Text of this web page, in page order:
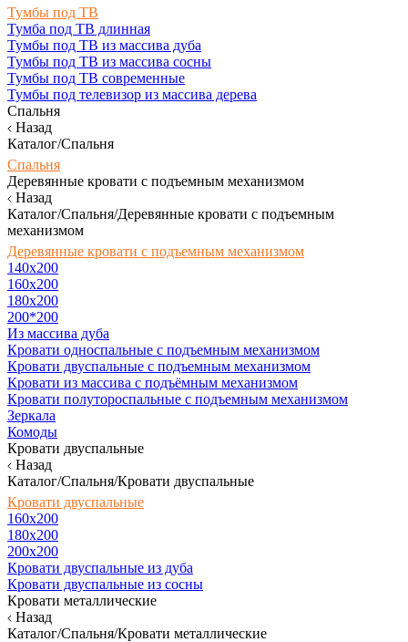
Тумбы под ТВ
Тумба под ТВ длинная
Тумбы под ТВ из массива дуба
Тумбы под ТВ из массива сосны
Тумбы под ТВ современные
Тумбы под телевизор из массива дерева
Спальня
Назад
Каталог/Спальня
Спальня
Деревянные кровати с подъемным механизмом
Назад
Каталог/Спальня/Деревянные кровати с подъемным
механизмом
Деревянные кровати с подъемным механизмом
140x200
160х200
180х200
200*200
Из массива дуба
Кровати односпальные с подъемным механизмом
Кровати двуспальные с подъемным механизмом
Кровати из массива с подъёмным механизмом
Кровати полутороспальные с подъемным механизмом
Зеркала
Комоды
Кровати двуспальные
Назад
Каталог/Спальня/Кровати двуспальные
Кровати двуспальные
160х200
180x200
200x200
Кровати двуспальные из дуба
Кровати двуспальные из сосны
Кровати металлические
Назад
Каталог/Спальня/Кровати металлические